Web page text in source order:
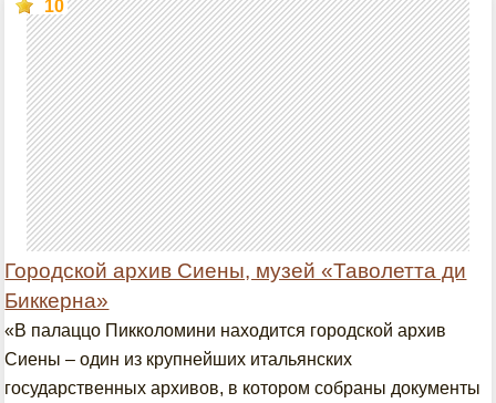
Городской архив Сиены, музей «Таволетта ди
Биккерна»
10
«В палаццо Пикколомини находится городской архив
Сиены – один из крупнейших итальянских
государственных архивов, в котором собраны документы